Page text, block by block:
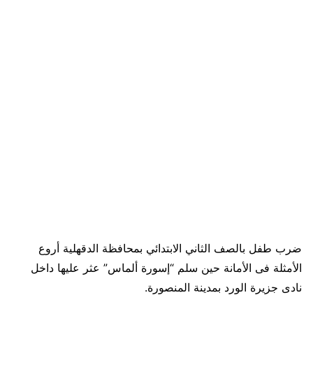
ضرب طفل بالصف الثاني الابتدائي بمحافظة الدقهلية أروع
الأمثلة فى الأمانة حين سلم “إسورة ألماس” عثر عليها داخل
نادى جزيرة الورد بمدينة المنصورة.